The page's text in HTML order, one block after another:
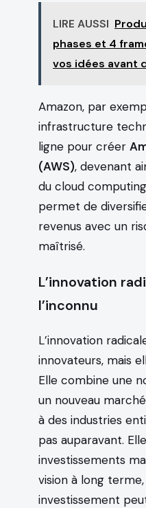
LIRE AUSSI
phases et 4
vos idées avant
Amazon, par
infrastructure
ligne pour créer
(AWS), devenant
du cloud
permet de
revenus avec un
maîtrisé.
L’innovation
l’inconnu
L’innovation
innovateurs, mais
Elle combine une
un nouveau
à des industries
pas auparavant.
investissements
vision à long
investissement